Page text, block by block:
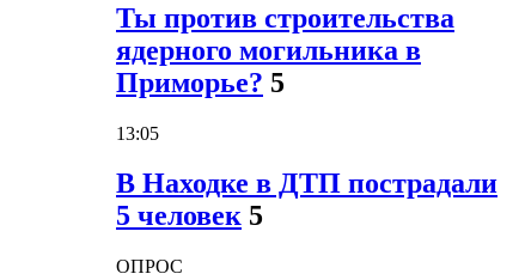
Ты против строительства
ядерного могильника в
Приморье? 5
13:05
В Находке в ДТП пострадали
5 человек 5
ОПРОС